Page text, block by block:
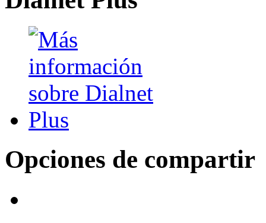
Opciones de compartir